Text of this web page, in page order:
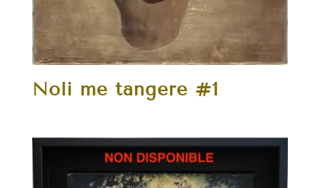
Noli me tangere #1